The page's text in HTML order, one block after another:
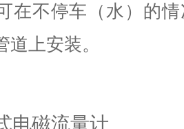
在不停车（水）的
上安装。